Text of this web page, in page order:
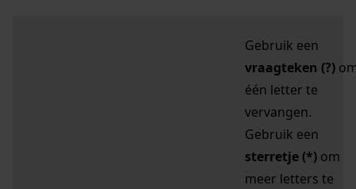
Gebruik een
vraagteken (?)
één letter te
vervangen.
Gebruik een
sterretje (*) om
meer letters te